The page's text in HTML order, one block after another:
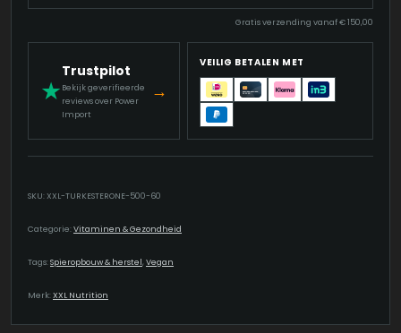
PERFORMANCE
Gratis verzending vanaf€150,00
★
Trustpilot
Bekijk geverifieerde
reviews over Power
Import
→
VEILIG BETALEN MET
SKU:XXL-TURKESTERONE-500-60
Categorie:Vitaminen & Gezondheid
Tags:Spieropbouw & herstel ,Vegan
Merk:XXL Nutrition